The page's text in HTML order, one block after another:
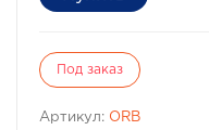
Под заказ
Артикул: ORB